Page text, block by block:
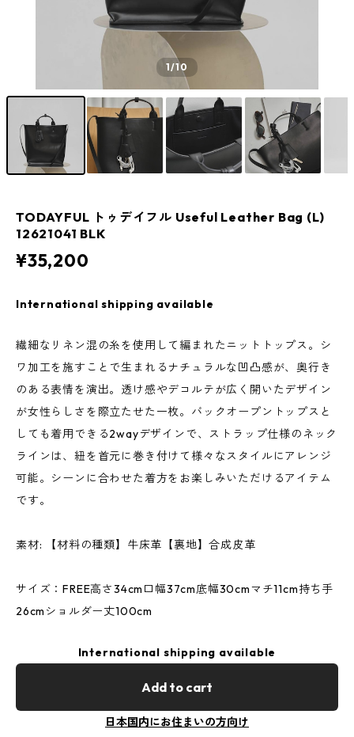
1/10
TODAYFUL トゥデイフル Useful Leather Bag (L)
12621041 BLK
¥35,200
International shipping available
繊細なリネン混の糸を使用して編まれたニットトップス。シ
ワ加工を施すことで生まれるナチュラルな凹凸感が、奥行き
のある表情を演出。透け感やデコルテが広く開いたデザイン
が女性らしさを際立たせた一枚。バックオープントップスと
しても着用できる2wayデザインで、ストラップ仕様のネック
ラインは、紐を首元に巻き付けて様々なスタイルにアレンジ
可能。シーンに合わせた着方をお楽しみいただけるアイテム
です。
素材: 【材料の種類】牛床革【裏地】合成皮革
サイズ：FREE高さ34cm口幅37cm底幅30cmマチ11cm持ち手
26cmショルダー丈100cm
International shipping available
Add to cart
日本国内にお住まいの方向け